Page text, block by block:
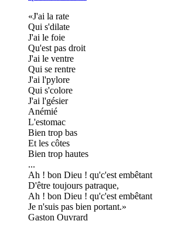
J'ai la rate
Qui s'dilate
J'ai le foie
Qu'est pas droit
J'ai le ventre
Qui se rentre
J'ai l'pylore
Qui s'colore
J'ai l'gésier
Anémié
L'estomac
Bien trop bas
Et les côtes
Bien trop hautes
...
Ah ! bon Dieu ! qu'c'est embêtant
D'être toujours patraque,
Ah ! bon Dieu ! qu'c'est embêtant
Je n'suis pas bien portant.
Gaston Ouvrard